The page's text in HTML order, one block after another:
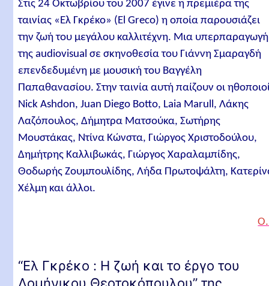
Στις 24 Οκτωβρίου του 2007 έγινε η πρεμιέρα της
ταινίας «Ελ Γκρέκο» (El Greco) η οποία παρουσιάζει
την ζωή του μεγάλου καλλιτέχνη. Μια υπερπαραγωγή
της audiovisual σε σκηνοθεσία του Γιάννη Σμαραγδή
επενδεδυμένη με μουσική του Βαγγέλη
Παπαθανασίου. Στην ταινία αυτή παίζουν οι
Nick Ashdon, Juan Diego Botto, Laia Marull, Λάκης
Λαζόπουλος, Δήμητρα Ματσούκα, Σωτήρης
Μουστάκας, Ντίνα Κώνστα, Γιώργος Χριστοδούλου,
Δημήτρης Καλλιβωκάς, Γιώργος Χαραλαμπίδης,
Θοδωρής Ζουμπουλίδης, Λήδα Πρωτοψάλτη,
Χέλμη και άλλοι.
“Ελ Γκρέκο : Η ζωή και το έργο του